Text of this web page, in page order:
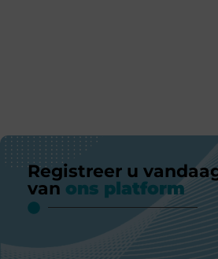
Registreer u
van ons platform